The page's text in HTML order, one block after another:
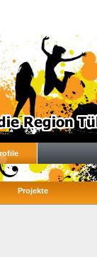
Projekte